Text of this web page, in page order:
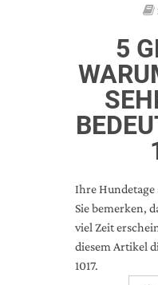
5
Ihre
Sie bemerken,
viel Zeit
diesem Artikel
1017.